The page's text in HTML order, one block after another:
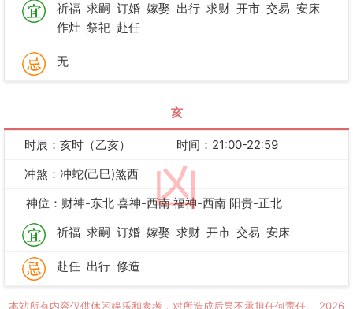
祈福 求嗣 订婚 嫁娶 出行 求财 开市 交易 安床
作灶 祭祀 赴任
无
亥
凶
时辰：亥时（乙亥）
时间：21:00-22:59
冲煞：冲蛇(己巳)煞西
神位：财神-东北 喜神-西南 福神-西南 阳贵-正北
祈福 求嗣 订婚 嫁娶 求财 开市 交易 安床
赴任 出行 修造
本站所有内容仅供休闲娱乐和参考，对所造成后果不承担任何责任。 2026